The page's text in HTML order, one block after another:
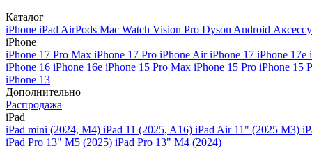
Каталог
iPhone iPad AirPods Mac Watch Vision Pro Dyson Android
iPhone
iPhone 17 Pro Max iPhone 17 Pro iPhone AiriPhone 17 iPhone 17e
iPhone 16 iPhone 16e iPhone 15 Pro Max iPhone 15 Pro iPhone 15
iPhone 13
Дополнительно
Распродажа
iPad
iPad mini (2024, M4) iPad 11 (2025, A16) iPad Air 11" (2025 M3)
iPad Pro 13" M5 (2025) iPad Pro 13" M4 (2024)